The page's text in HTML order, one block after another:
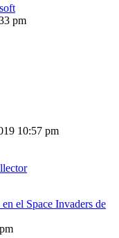
pm
10:57 pm
el Space Invaders de